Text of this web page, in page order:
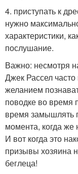
4. приступать к
нужно
характеристики,
послушание.
Важно: несмотря
Джек Рассел
желанием
поводке во время
время замышлять
момента, когда же
И вот когда это
призывы хозяина
беглеца!